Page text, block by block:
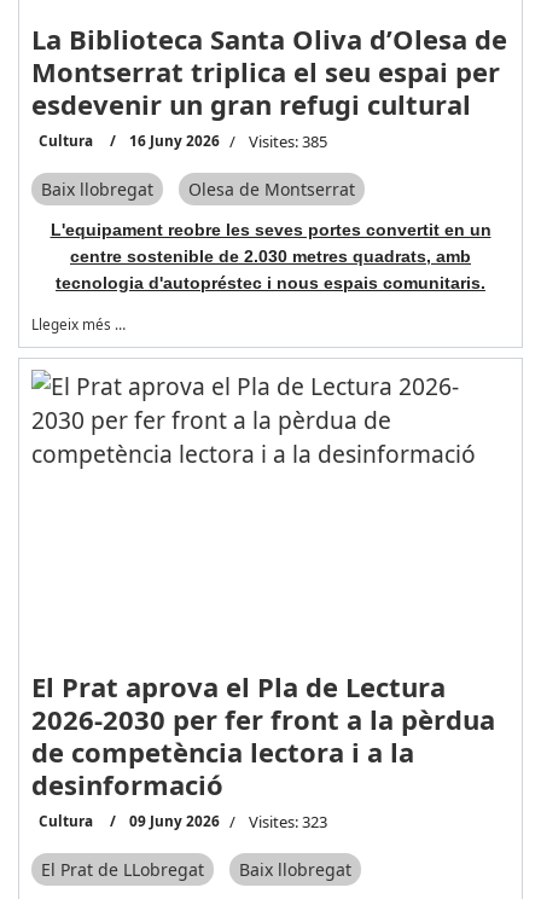
La Biblioteca Santa Oliva d’Olesa de
Montserrat triplica el seu espai per
esdevenir un gran refugi cultural
Cultura 16 Juny 2026 Visites: 385
Baix llobregat Olesa de Montserrat
L'equipament reobre les seves portes convertit en un
centre sostenible de 2.030 metres quadrats, amb
tecnologia d'autopréstec i nous espais comunitaris.
Llegeix més …
El Prat aprova el Pla de Lectura
2026-2030 per fer front a la pèrdua
de competència lectora i a la
desinformació
Cultura 09 Juny 2026 Visites: 323
El Prat de LLobregat Baix llobregat